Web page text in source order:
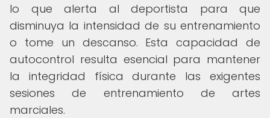
lo que alerta al deportista para que
disminuya la intensidad de su entrenamiento
o tome un descanso. Esta capacidad de
autocontrol resulta esencial para mantener
la integridad física durante las exigentes
sesiones de entrenamiento de artes
marciales.